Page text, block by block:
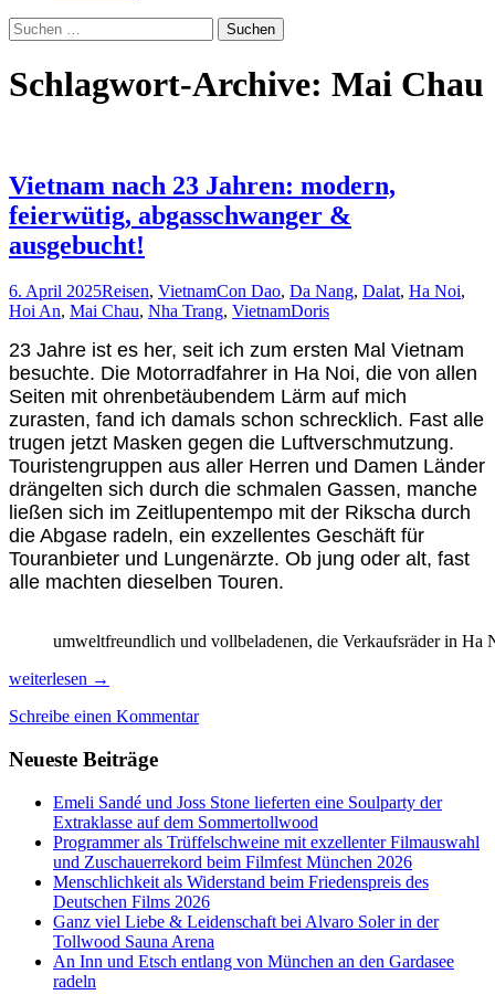
Suchen
nach:
Schlagwort-Archive: Mai Chau
Vietnam nach 23 Jahren: modern,
feierwütig, abgasschwanger &
ausgebucht!
6. April 2025Reisen, VietnamCon Dao, Da Nang, Dalat, Ha Noi,
Hoi An, Mai Chau, Nha Trang, VietnamDoris
23 Jahre ist es her, seit ich zum ersten Mal Vietnam
besuchte. Die Motorradfahrer in Ha Noi, die von allen
Seiten mit ohrenbetäubendem Lärm auf mich
zurasten, fand ich damals schon schrecklich. Fast alle
trugen jetzt Masken gegen die Luftverschmutzung.
Touristengruppen aus aller Herren und Damen Länder
drängelten sich durch die schmalen Gassen, manche
ließen sich im Zeitlupentempo mit der Rikscha durch
die Abgase radeln, ein exzellentes Geschäft für
Touranbieter und Lungenärzte. Ob jung oder alt, fast
alle machten dieselben Touren.
umweltfreundlich und vollbeladenen, die Verkaufsräder in Ha
Vietnam
23
modern,
abgasschwanger
ausgebucht!
weiterlesen →
Schreibe einen Kommentar
Neueste Beiträge
Emeli Sandé und Joss Stone lieferten eine Soulparty der
Extraklasse auf dem Sommertollwood
Programmer als Trüffelschweine mit exzellenter Filmauswahl
und Zuschauerrekord beim Filmfest München 2026
Menschlichkeit als Widerstand beim Friedenspreis des
Deutschen Films 2026
Ganz viel Liebe & Leidenschaft bei Alvaro Soler in der
Tollwood Sauna Arena
An Inn und Etsch entlang von München an den Gardasee
radeln